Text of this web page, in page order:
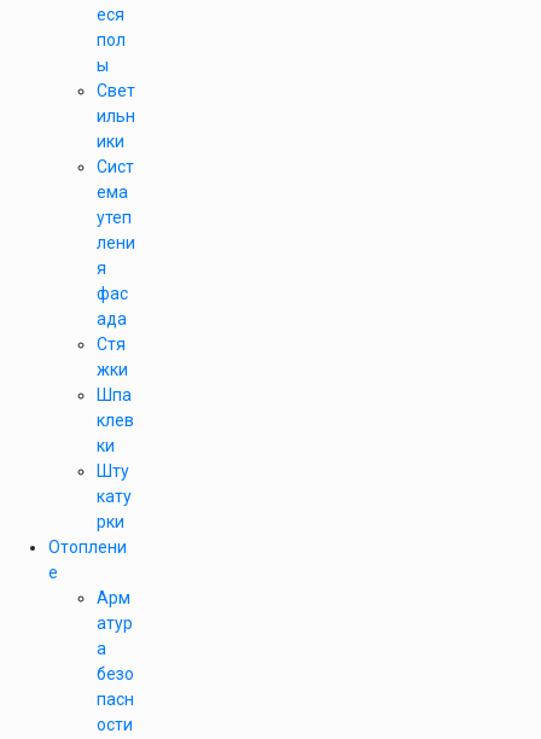
еся
пол
ы
Свет
ильн
ики
Сист
ема
утеп
лени
я
фас
ада
Стя
жки
Шпа
клев
ки
Шту
кату
рки
Отоплени
е
Арм
атур
а
безо
пасн
ости